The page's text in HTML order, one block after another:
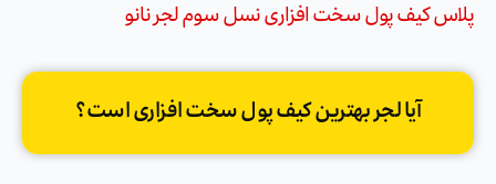
پلاس کیف پول سخت افزاری نسل سوم لجر نانو
آیا لجر بهترین کیف پول سخت افزاری است؟